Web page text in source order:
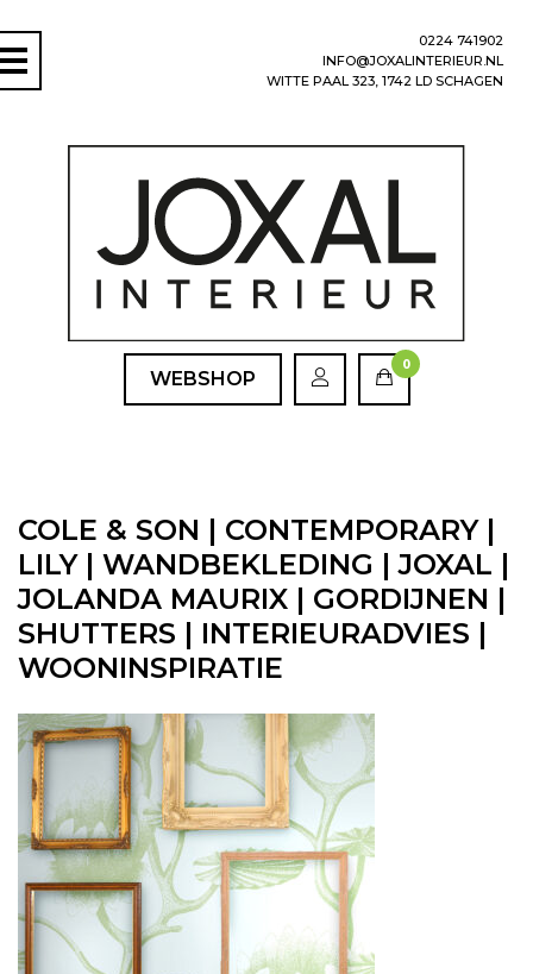
0224 741902
INFO@JOXALINTERIEUR.NL
WITTE PAAL 323, 1742 LD SCHAGEN
WEBSHOP
0
COLE & SON | CONTEMPORARY |
LILY | WANDBEKLEDING | JOXAL |
JOLANDA MAURIX | GORDIJNEN |
SHUTTERS | INTERIEURADVIES |
WOONINSPIRATIE